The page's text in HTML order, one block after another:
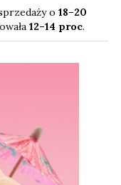
o 18–20
12–14 proc.